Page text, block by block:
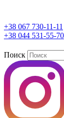
+38 067 730-11-11
+38 044 531-55-70
Поиск